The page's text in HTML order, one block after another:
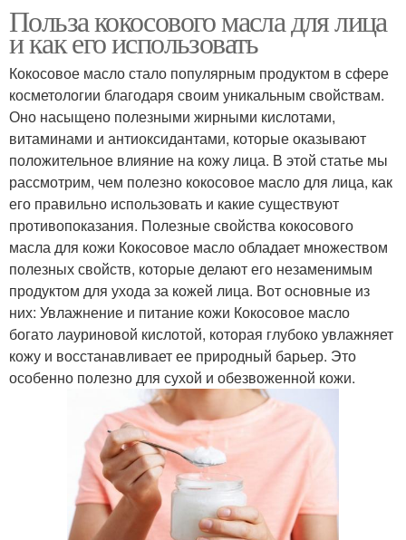
Польза кокосового масла для лица
и как его использовать
Кокосовое масло стало популярным продуктом в сфере
косметологии благодаря своим уникальным свойствам.
Оно насыщено полезными жирными кислотами,
витаминами и антиоксидантами, которые оказывают
положительное влияние на кожу лица. В этой статье мы
рассмотрим, чем полезно кокосовое масло для лица, как
его правильно использовать и какие существуют
противопоказания. Полезные свойства кокосового
масла для кожи Кокосовое масло обладает множеством
полезных свойств, которые делают его незаменимым
продуктом для ухода за кожей лица. Вот основные из
них: Увлажнение и питание кожи Кокосовое масло
богато лауриновой кислотой, которая глубоко увлажняет
кожу и восстанавливает ее природный барьер. Это
особенно полезно для сухой и обезвоженной кожи.